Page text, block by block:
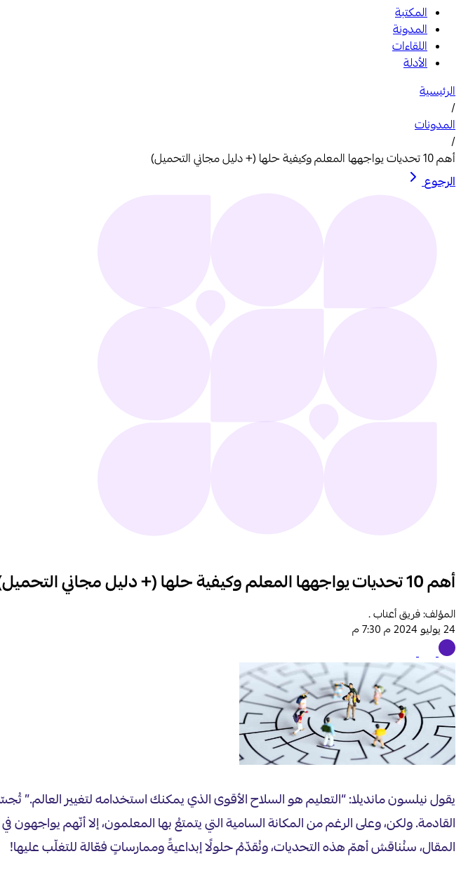
المكتبة
المدونة
اللقاءات
الأدلة
الرئيسية
/
المدونات
/
أهم 10 تحديات يواجهها المعلم وكيفية حلها (+ دليل مجاني التحميل)
الرجوع
أهم 10 تحديات يواجهها المعلم وكيفية حلها (+ دليل مجاني التحميل)
المؤلف: فريق أعناب .
24 يوليو 2024 م 7:30 م
يقول نيلسون مانديلا: “التعليم هو السلاح الأقوى الذي يمكنك استخدامه لتغيير
القادمة. ولكن، وعلى الرغم من المكانة السامية التي يتمتعُ بها المعلمون، إلا أنّهم
المقال، سنُناقش أهمّ هذه التحديات، ونُقدّمُ حلولًا إبداعيةً وممارساتٍ فعّالة للتغلّب عليها!